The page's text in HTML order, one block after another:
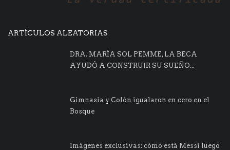
ARTÍCULOS ALEATORIAS
DRA. MARÍA SOL PEMME, LA BECA
AYUDÓ A CONSTRUIR SU SUEÑO...
Gimnasia y Colón igualaron en cero en el
Bosque
Imágenes exclusivas: cómo está Messi luego